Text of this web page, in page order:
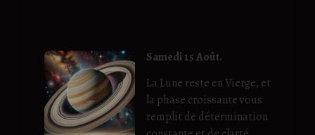
Samedi 15 Août.
La Lune reste en Vierge, et
la phase croissante vous
remplit de détermination